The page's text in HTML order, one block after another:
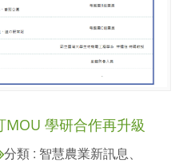
學研合作再升級
分類 : 智慧農業新訊息、